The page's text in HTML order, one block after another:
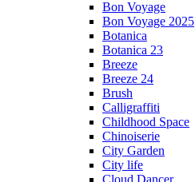
Bon Voyage
Bon Voyage 2025
Botanica
Botanica 23
Breeze
Breeze 24
Brush
Calligraffiti
Childhood Space
Chinoiserie
City Garden
City life
Cloud Dancer